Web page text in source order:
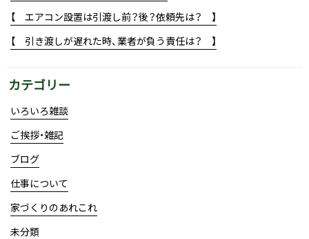
【 エアコン設置は引渡し前？後？依頼先は？ 】
【 引き渡しが遅れた時、業者が負う責任は？ 】
カテゴリー
いろいろ雑談
ご挨拶・雑記
ブログ
仕事について
家づくりのあれこれ
未分類